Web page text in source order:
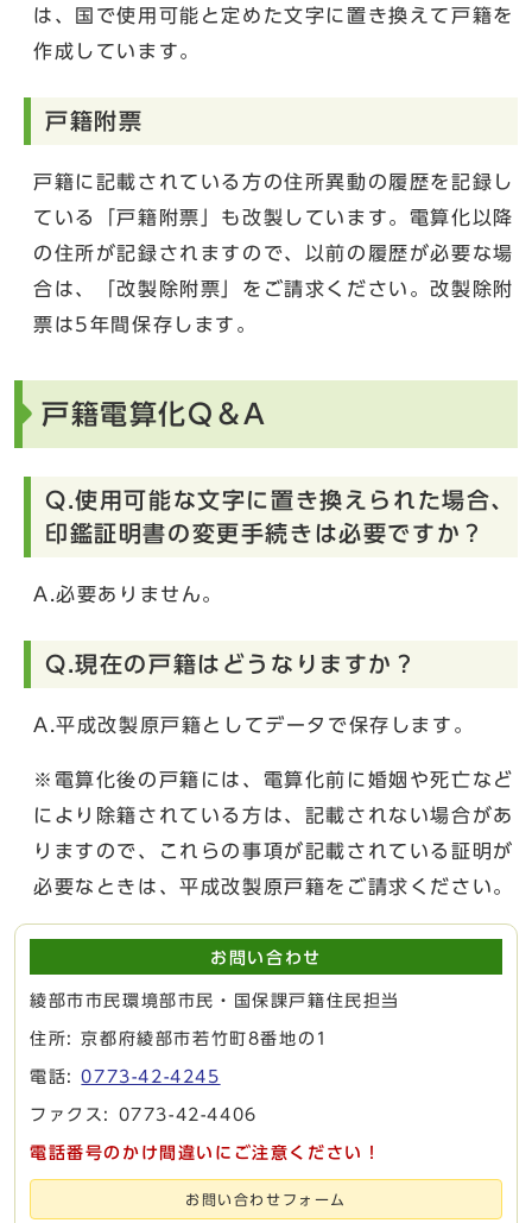
は、国で使用可能と定めた文字に置き換えて戸籍を
作成しています。
戸籍附票
戸籍に記載されている方の住所異動の履歴を記録し
ている「戸籍附票」も改製しています。電算化以降
の住所が記録されますので、以前の履歴が必要な場
合は、「改製除附票」をご請求ください。改製除附
票は5年間保存します。
戸籍電算化Q＆A
Q.使用可能な文字に置き換えられた場合、
印鑑証明書の変更手続きは必要ですか？
A.必要ありません。
Q.現在の戸籍はどうなりますか？
A.平成改製原戸籍としてデータで保存します。
※電算化後の戸籍には、電算化前に婚姻や死亡など
により除籍されている方は、記載されない場合があ
りますので、これらの事項が記載されている証明が
必要なときは、平成改製原戸籍をご請求ください。
お問い合わせ
綾部市市民環境部市民・国保課戸籍住民担当
住所: 京都府綾部市若竹町8番地の1
電話:0773-42-4245
ファクス: 0773-42-4406
電話番号のかけ間違いにご注意ください！
お問い合わせフォーム